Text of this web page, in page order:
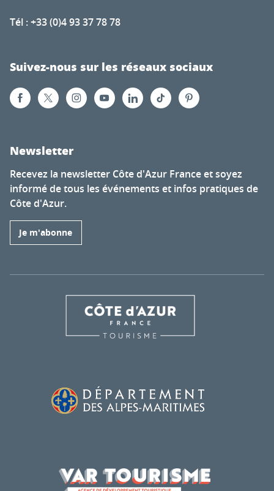
Tél : +33 (0)4 93 37 78 78
Suivez-nous sur les réseaux sociaux
Newsletter
Recevez la newsletter Côte d'Azur France et soyez
informé de tous les événements et infos pratiques de
Côte d'Azur.
Je m'abonne